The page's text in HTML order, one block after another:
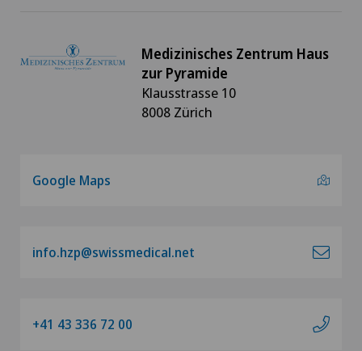
Medizinisches Zentrum Haus
zur Pyramide
Klausstrasse 10
8008 Zürich
Google Maps
info.hzp@swissmedical.net
+41 43 336 72 00